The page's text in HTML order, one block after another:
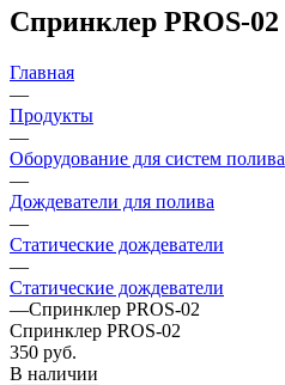
Спринклер PROS-02
Главная
—
Продукты
—
Оборудование для систем полива
—
Дождеватели для полива
—
Статические дождеватели
—
Статические дождеватели
—Спринклер PROS-02
Спринклер PROS-02
350 руб.
В наличии